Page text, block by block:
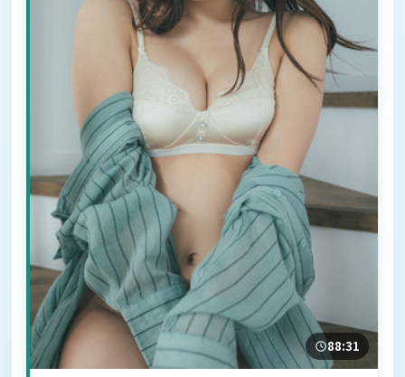
88:31